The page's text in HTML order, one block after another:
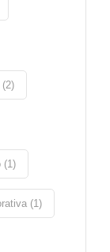
(2)
(1)
(1)